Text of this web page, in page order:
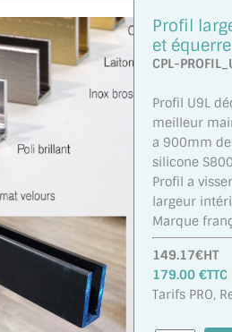
Profil
et équerre
CPL-
Profil U9L
meilleur
a 900mm
silicone
Profil a
largeur
Marque
149.17€HT
179.00 €TTC
Tarifs PRO,